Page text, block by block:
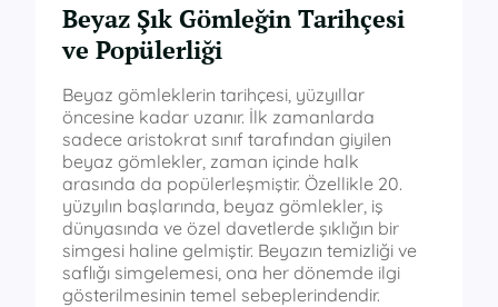
Beyaz Şık Gömleğin Tarihçesi
ve Popülerliği
Beyaz gömleklerin tarihçesi, yüzyıllar
öncesine kadar uzanır. İlk zamanlarda
sadece aristokrat sınıf tarafından giyilen
beyaz gömlekler, zaman içinde halk
arasında da popülerleşmiştir. Özellikle 20.
yüzyılın başlarında, beyaz gömlekler, iş
dünyasında ve özel davetlerde şıklığın bir
simgesi haline gelmiştir. Beyazın temizliği ve
saflığı simgelemesi, ona her dönemde ilgi
gösterilmesinin temel sebeplerindendir.